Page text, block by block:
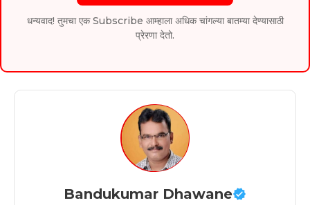
धन्यवाद! तुमचा एक Subscribe आम्हाला अधिक चांगल्या बातम्या देण्यासाठी
प्रेरणा देतो.
Bandukumar Dhawane